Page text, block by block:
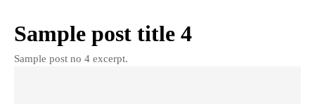
Sample post title 4
Sample post no 4 excerpt.